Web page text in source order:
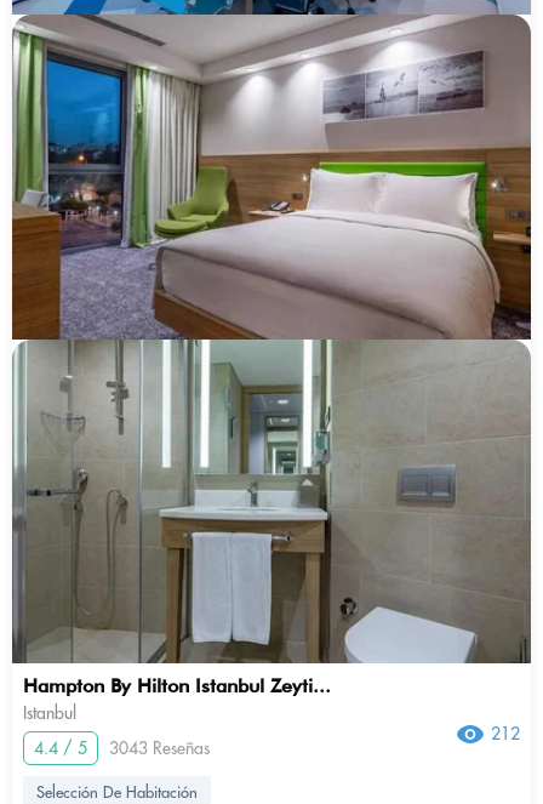
Hampton By Hilton Istanbul Zeyti...
Istanbul
4.4 / 5
3043 Reseñas
212
Selección De Habitación